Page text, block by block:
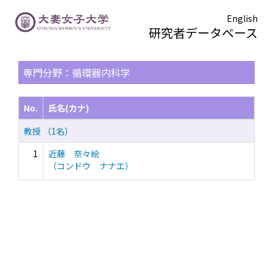
English
研究者データベース
専門分野：循環器内科学
No.
氏名(カナ)
教授 （1名）
1
近藤 奈々絵
（コンドウ ナナエ）